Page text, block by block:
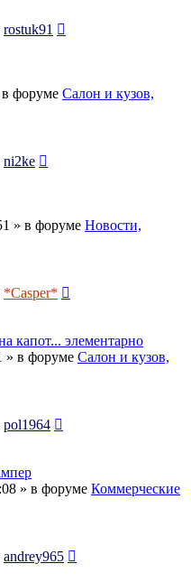
rostuk91
в форуме Салон и кузов,
ni2ke
» в форуме Новости,
*Casper*
капот... элементарно
» в форуме Салон и кузов,
pol1964
» в форуме Коммерческие
andrey965